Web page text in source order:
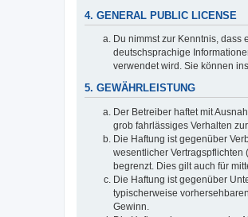
4. GENERAL PUBLIC LICENSE
Du nimmst zur Kenntnis, dass
deutschsprachige
verwendet wird. Sie können
5. GEWÄHRLEISTUNG
Der Betreiber haftet mit
grob fahrlässiges Verhalten
Die Haftung ist gegenüber
wesentlicher
begrenzt. Dies gilt auch für
Die Haftung ist gegenüber
typischerweise
Gewinn.